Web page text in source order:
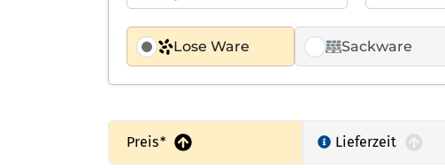
Lose Ware Sackware
Preis* Lieferzeit